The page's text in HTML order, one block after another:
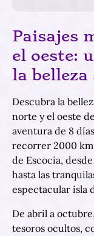
Paisajes
el oeste:
la belleza
Descubra la
norte y el oeste
aventura de 8
recorrer 2000 km
de Escocia,
hasta las
espectacular isla
De abril a
tesoros ocultos,